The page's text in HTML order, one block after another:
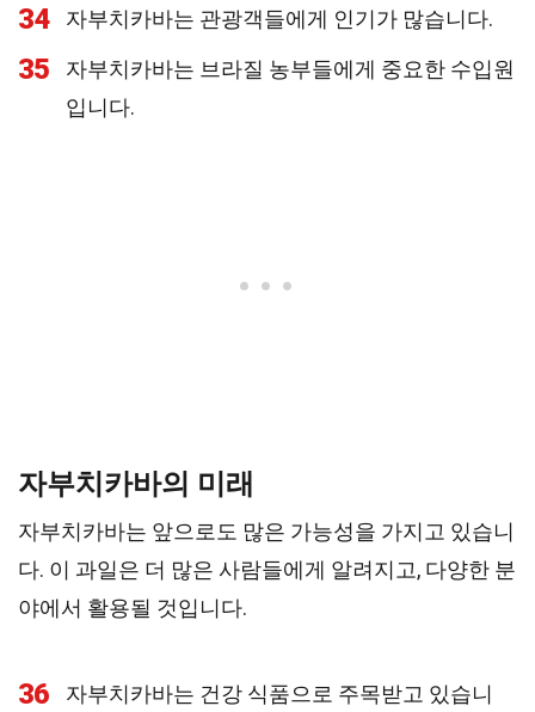
34 자부치카바는 관광객들에게 인기가 많습니다.
35
자부치카바는 브라질 농부들에게 중요한 수입원
입니다.
자부치카바의 미래
자부치카바는 앞으로도 많은 가능성을 가지고 있습니
다. 이 과일은 더 많은 사람들에게 알려지고, 다양한 분
야에서 활용될 것입니다.
36
자부치카바는 건강 식품으로 주목받고 있습니